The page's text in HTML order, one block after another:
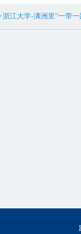
江大学-满洲里“一带